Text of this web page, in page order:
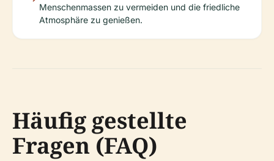
Menschenmassen zu vermeiden und die friedliche
Atmosphäre zu genießen.
Häufig gestellte
Fragen (FAQ)